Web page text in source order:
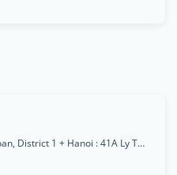
5th floor, No 8 Phung Khac Khoan, District 1 + Hanoi : 41A Ly Thai To, Hoan Kiem, Ho Chi Minh City